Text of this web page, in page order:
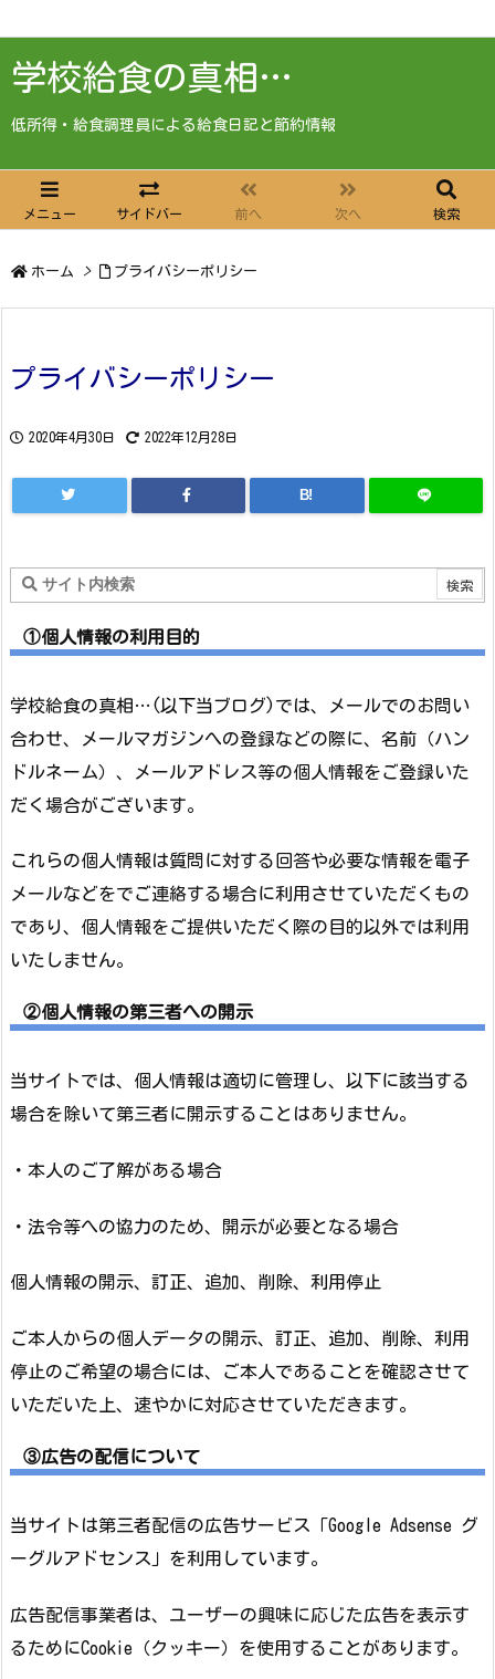
学校給食の真相…
低所得・給食調理員による給食日記と節約情報
メニュー サイドバー 前へ 次へ 検索
ホーム > プライバシーポリシー
プライバシーポリシー
2020年4月30日 2022年12月28日
B!
①個人情報の利用目的
学校給食の真相…(以下当ブログ)では、メールでのお問い
合わせ、メールマガジンへの登録などの際に、名前（ハン
ドルネーム）、メールアドレス等の個人情報をご登録いた
だく場合がございます。
これらの個人情報は質問に対する回答や必要な情報を電子
メールなどをでご連絡する場合に利用させていただくもの
であり、個人情報をご提供いただく際の目的以外では利用
いたしません。
②個人情報の第三者への開示
当サイトでは、個人情報は適切に管理し、以下に該当する
場合を除いて第三者に開示することはありません。
・本人のご了解がある場合
・法令等への協力のため、開示が必要となる場合
個人情報の開示、訂正、追加、削除、利用停止
ご本人からの個人データの開示、訂正、追加、削除、利用
停止のご希望の場合には、ご本人であることを確認させて
いただいた上、速やかに対応させていただきます。
③広告の配信について
当サイトは第三者配信の広告サービス「Google Adsense グ
ーグルアドセンス」を利用しています。
広告配信事業者は、ユーザーの興味に応じた広告を表示す
るためにCookie（クッキー）を使用することがあります。